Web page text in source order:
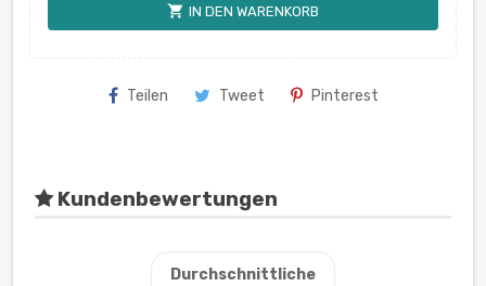
shopping_cart IN DEN WARENKORB
Teilen Tweet Pinterest
Kundenbewertungen
Durchschnittliche